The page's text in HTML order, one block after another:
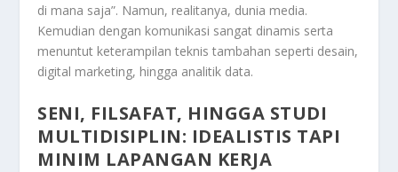
di mana saja”. Namun, realitanya, dunia media.
Kemudian dengan komunikasi sangat dinamis serta
menuntut keterampilan teknis tambahan seperti desain,
digital marketing, hingga analitik data.
SENI, FILSAFAT, HINGGA STUDI
MULTIDISIPLIN: IDEALISTIS TAPI
MINIM LAPANGAN KERJA